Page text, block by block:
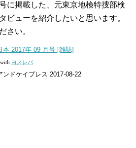
に掲載した、元東京地検特捜部検
ビューを紹介したいと思います。
さい。
本 2017年 09 月号 [雑誌]
ヨメレバ
ンドケイプレス 2017-08-22